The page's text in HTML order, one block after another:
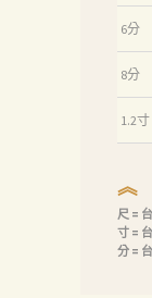
6分
8分
1.2寸
︽
尺=
寸=
分=